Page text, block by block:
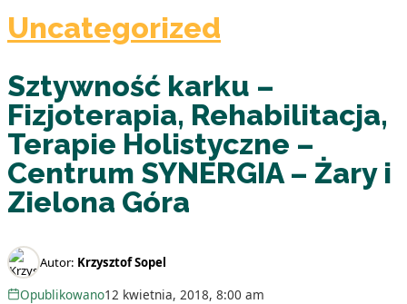
Uncategorized
Sztywność karku –
Fizjoterapia, Rehabilitacja,
Terapie Holistyczne –
Centrum SYNERGIA – Żary i
Zielona Góra
Autor: Krzysztof Sopel
Opublikowano12 kwietnia, 2018, 8:00 am